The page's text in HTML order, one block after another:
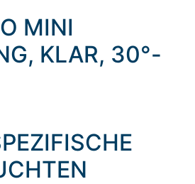
MINI
KLAR, 30°-